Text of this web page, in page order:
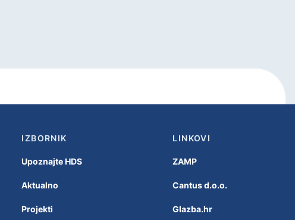
IZBORNIK
Upoznajte HDS
Aktualno
Projekti
LINKOVI
ZAMP
Cantus d.o.o.
Glazba.hr